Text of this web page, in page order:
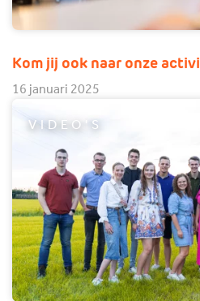
Kom jij ook naar onze
16 januari 2025
VIDEO'S